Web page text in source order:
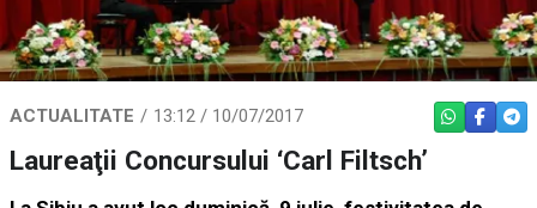
ACTUALITATE 13:12 / 10/07/2017 WHATSAPP
Laureaţii Concursului ‘Carl Filtsch’